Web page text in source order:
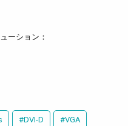
ーション：
#DVI-D #VGA